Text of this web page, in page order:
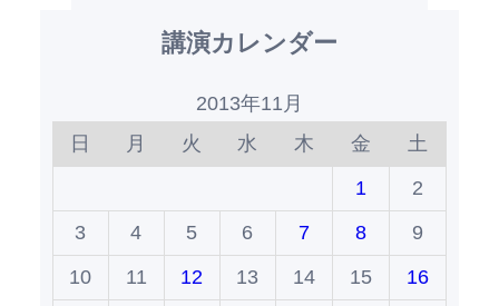
講演カレンダー
2013年11月
日
月 火 水 木 金
土
1
2
3
4 5 6 7 8
9
10
11 12 13 14 15
16